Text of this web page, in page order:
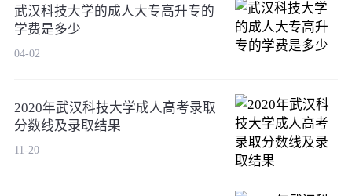
武汉科技大学的成人大专高升专的
学费是多少
04-02
2020年武汉科技大学成人高考录取
分数线及录取结果
11-20